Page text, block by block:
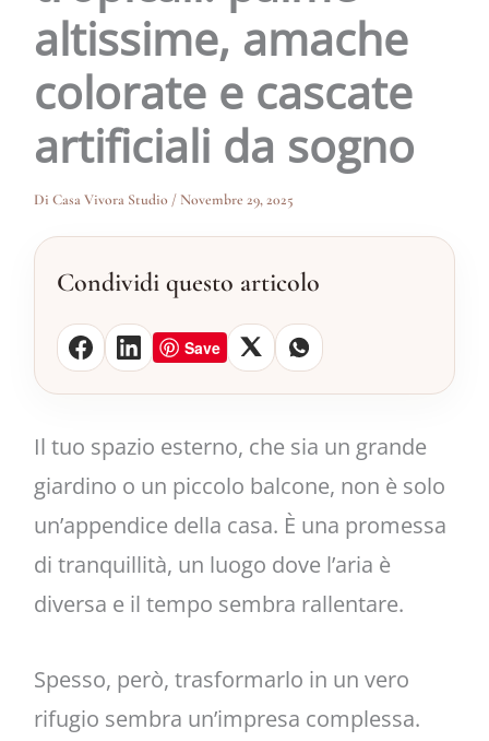
altissime, amache
colorate e cascate
artificiali da sogno
Di Casa Vivora Studio/Novembre 29, 2025
Condividi questo articolo
Save
Il tuo spazio esterno, che sia un grande
giardino o un piccolo balcone, non è solo
un’appendice della casa. È una promessa
di tranquillità, un luogo dove l’aria è
diversa e il tempo sembra rallentare.
Spesso, però, trasformarlo in un vero
rifugio sembra un’impresa complessa.